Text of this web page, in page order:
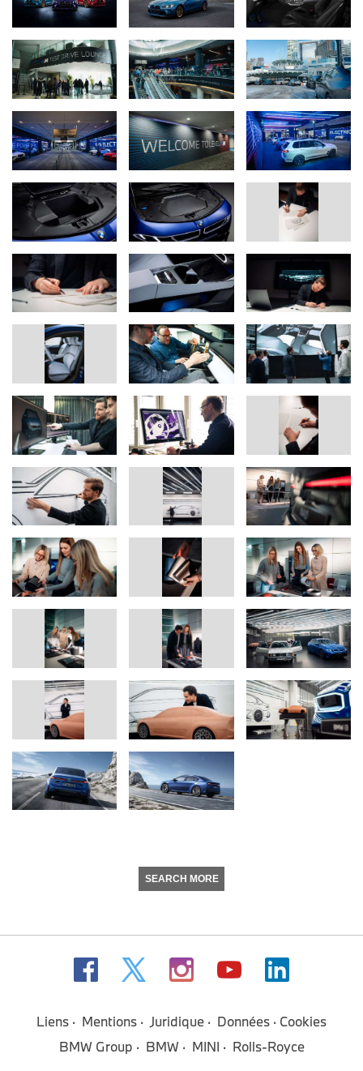
SEARCH MORE
Liens Mentions Juridique Données
Cookies
BMW Group
BMW MINI Rolls-Royce